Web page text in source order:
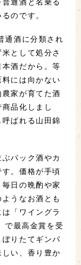
通酒と名乗る
のです。
通酒に分類され
として処分さ
酒だから。等
には向かない
家が育てた酒
品化しまし
ばれる山田錦
パック酒やカ
。価格が手頃
日の晩酌や家
うなお酒とも
「ワイングラ
で最高金賞を受
ぼりたてギンパ
い、香り豊か